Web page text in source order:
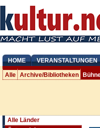
HOME VERANSTALTUNGEN
Alle Archive/Bibliotheken
Alle Länder